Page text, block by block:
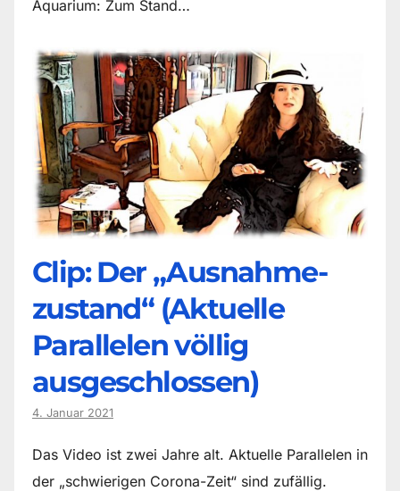
Aquarium: Zum Stand…
Clip: Der „Ausnahme-
zustand“ (Aktuelle
Parallelen völlig
ausgeschlossen)
4. Januar 2021
Das Video ist zwei Jahre alt. Aktuelle Parallelen in
der „schwierigen Corona-Zeit“ sind zufällig.